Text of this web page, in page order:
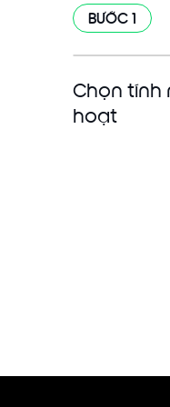
BƯỚC 1
Chọn tính
hoạt